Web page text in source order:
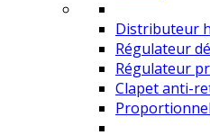
Distributeur
Régulateur
Régulateur
Clapet anti-